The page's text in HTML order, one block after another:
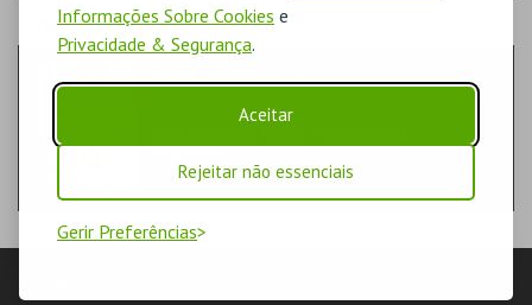
Informações Sobre Cookies e
Privacidade & Segurança.
Aceitar
Rejeitar não essenciais
Gerir Preferências
PASSO- PRODUTO
LIVROS
OVARENSE